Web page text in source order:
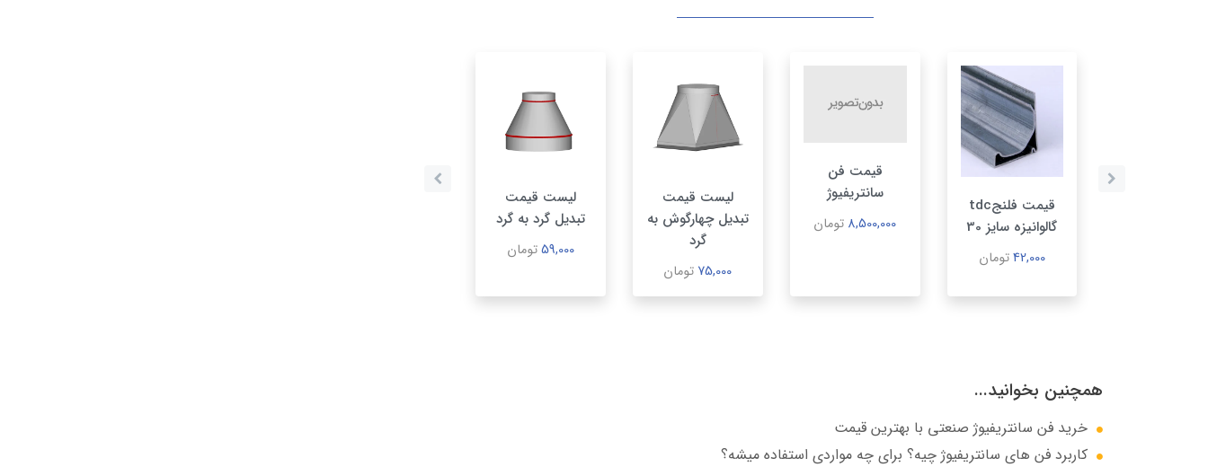
قیمت فلنجtdc
گالوانیزه سايز 30
42,000تومان
قيمت فن
سانتريفيوژ
8,500,000 تومان
لیست قیمت
تبدیل چهارگوش به
گرد
75,000 تومان
لیست قیمت
تبدیل گرد به گرد
59,000تومان
همچنین بخوانید...
خرید فن سانتریفیوژ صنعتی با بهترین قیمت
كاربرد فن هاي سانتريفيوژ چيه؟ براي چه مواردي استفاده ميشه؟